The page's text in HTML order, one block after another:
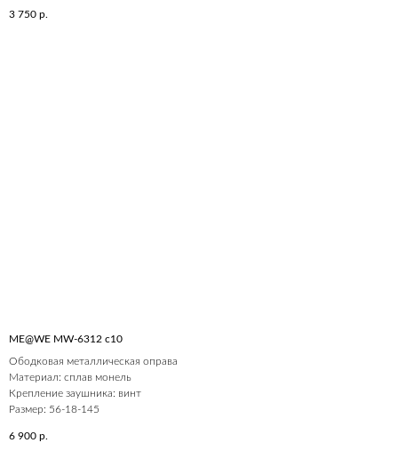
3 750 р.
ME@WE MW-6312 c10
Ободковая металлическая оправа
Материал: сплав монель
Крепление заушника: винт
Размер: 56-18-145
6 900 р.